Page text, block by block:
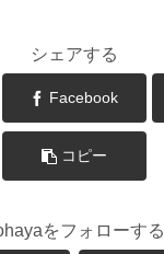
シェアする
Facebook
コピー
をフォローする